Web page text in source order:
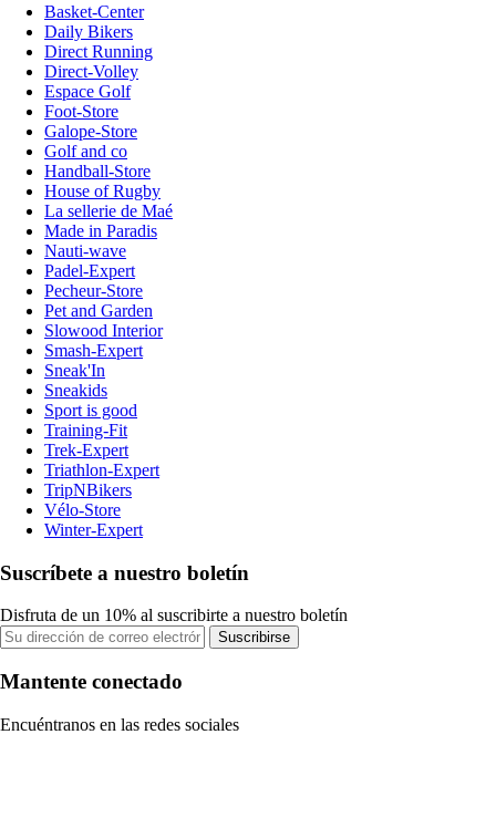
Basket-Center
Daily Bikers
Direct Running
Direct-Volley
Espace Golf
Foot-Store
Galope-Store
Golf and co
Handball-Store
House of Rugby
La sellerie de Maé
Made in Paradis
Nauti-wave
Padel-Expert
Pecheur-Store
Pet and Garden
Slowood Interior
Smash-Expert
Sneak'In
Sneakids
Sport is good
Training-Fit
Trek-Expert
Triathlon-Expert
TripNBikers
Vélo-Store
Winter-Expert
Suscríbete a nuestro boletín
Disfruta de un 10% al suscribirte a nuestro boletín
Suscribirse
Mantente conectado
Encuéntranos en las redes sociales